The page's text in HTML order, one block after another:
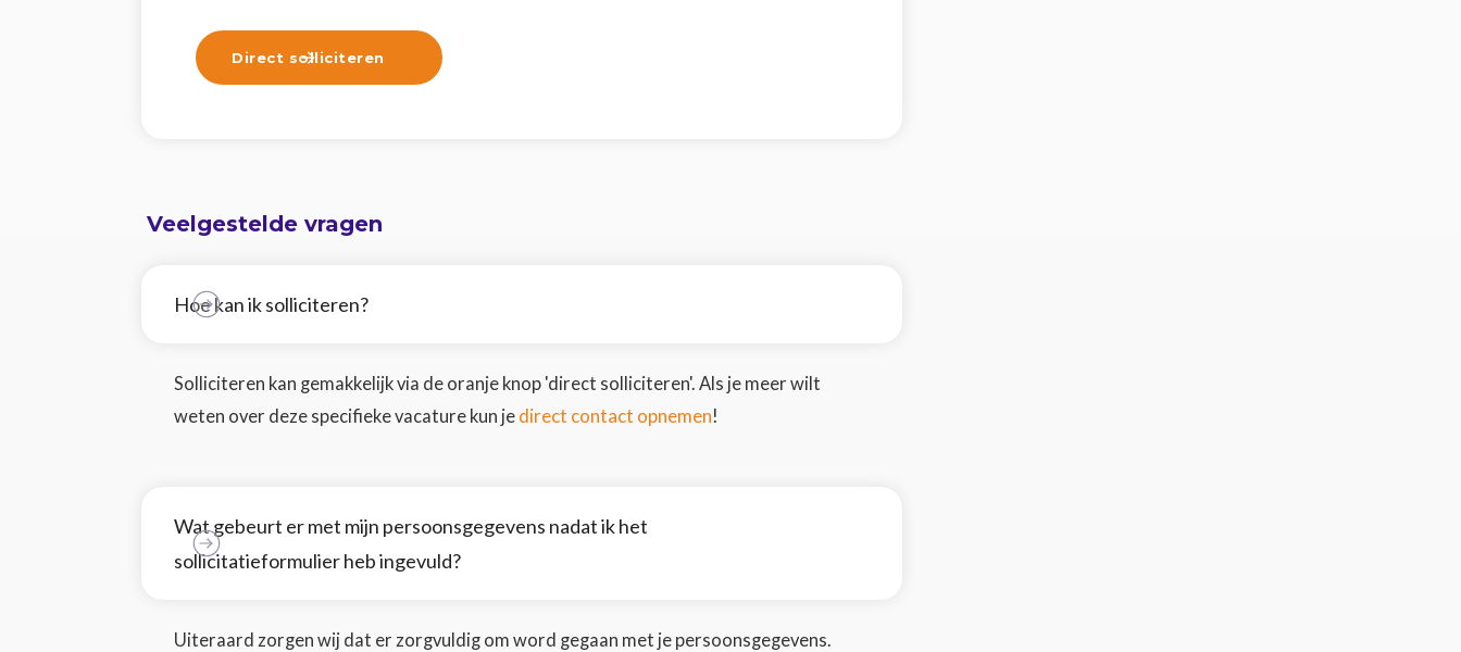
Direct solliciteren

Veelgestelde vragen
Hoe kan ik solliciteren?
Solliciteren kan gemakkelijk via de oranje knop 'direct solliciteren'. Als je meer wilt
weten over deze specifieke vacature kun je direct contact opnemen!
Wat gebeurt er met mijn persoonsgegevens nadat ik het
sollicitatieformulier heb ingevuld?
Uiteraard zorgen wij dat er zorgvuldig om word gegaan met je persoonsgegevens.